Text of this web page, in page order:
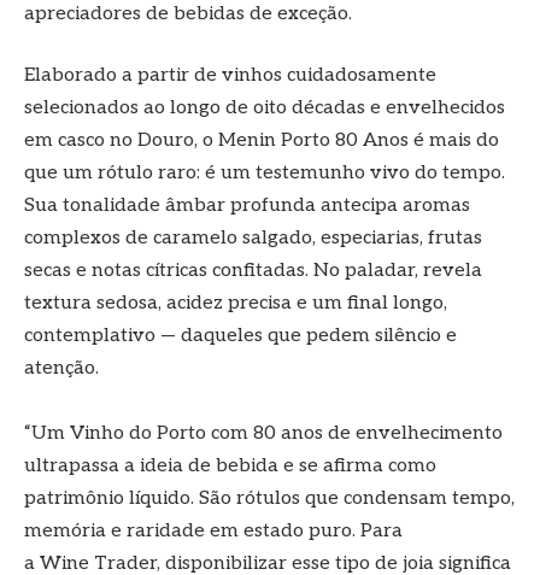
apreciadores de bebidas de exceção.
Elaborado a partir de vinhos cuidadosamente
selecionados ao longo de oito décadas e envelhecidos
em casco no Douro, o Menin Porto 80 Anos é mais do
que um rótulo raro: é um testemunho vivo do tempo.
Sua tonalidade âmbar profunda antecipa aromas
complexos de caramelo salgado, especiarias, frutas
secas e notas cítricas confitadas. No paladar, revela
textura sedosa, acidez precisa e um final longo,
contemplativo — daqueles que pedem silêncio e
atenção.
“Um Vinho do Porto com 80 anos de envelhecimento
ultrapassa a ideia de bebida e se afirma como
patrimônio líquido. São rótulos que condensam tempo,
memória e raridade em estado puro. Para
a Wine Trader, disponibilizar esse tipo de joia significa